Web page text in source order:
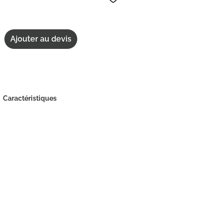
Ajouter au devis
Caractéristiques